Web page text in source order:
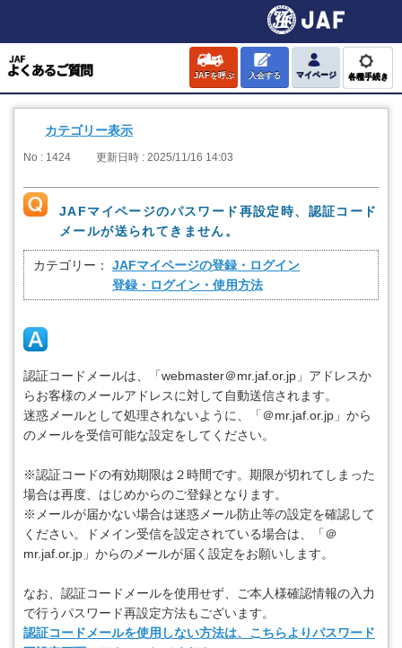
JAFを呼ぶ 入会する マイページ 各種手続き
カテゴリー表示
No : 1424 更新日時 : 2025/11/16 14:03
JAFマイページのパスワード再設定時、認証コード
メールが送られてきません。
カテゴリー：
JAFマイページの登録・ログイン
登録・ログイン・使用方法
認証コードメールは、「webmaster＠mr.jaf.or.jp」アドレスか
らお客様のメールアドレスに対して自動送信されます。
迷惑メールとして処理されないように、「＠mr.jaf.or.jp」から
のメールを受信可能な設定をしてください。
※認証コードの有効期限は２時間です。期限が切れてしまった
場合は再度、はじめからのご登録となります。
※メールが届かない場合は迷惑メール防止等の設定を確認して
ください。ドメイン受信を設定されている場合は、「＠
mr.jaf.or.jp」からのメールが届く設定をお願いします。
なお、認証コードメールを使用せず、ご本人様確認情報の入力
で行うパスワード再設定方法もございます。
認証コードメールを使用しない方法は、こちらよりパスワード